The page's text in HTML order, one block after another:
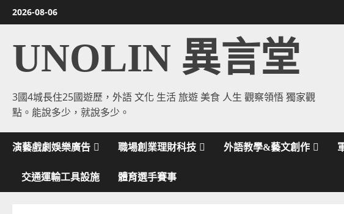
Skip
to
2026-08-06
UNOLIN 異言堂
3國4城長住25國遊歷，外語 文化 生活 旅遊 美食 人生 觀察領悟 獨家觀
點。能說多少，就說多少。
演藝戲劇娛樂廣告 職場創業理財科技 外語教學&藝文創作
交通運輸工具設施 體育選手賽事